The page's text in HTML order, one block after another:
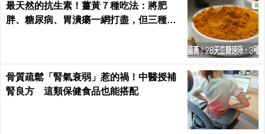
最天然的抗生素！薑黃７種吃法：將肥
胖、糖尿病、胃潰瘍一網打盡，但三種人
骨質疏鬆「腎氣衰弱」惹的禍！中醫授補
腎良方 這類保健食品也能搭配